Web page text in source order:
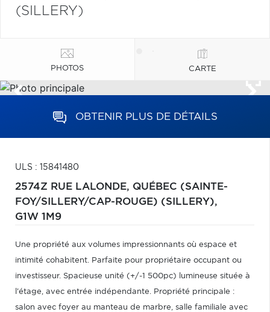
(SILLERY)
PHOTOS CARTE
OBTENIR PLUS DE DÉTAILS
ULS : 15841480
2574Z RUE LALONDE, QUÉBEC (SAINTE-
FOY/SILLERY/CAP-ROUGE) (SILLERY),
G1W 1M9
Une propriété aux volumes impressionnants où espace et
intimité cohabitent. Parfaite pour propriétaire occupant ou
investisseur. Spacieuse unité (+/-1 500pc) lumineuse située à
l'étage, avec entrée indépendante. Propriété principale :
salon avec foyer au manteau de marbre, salle familiale avec